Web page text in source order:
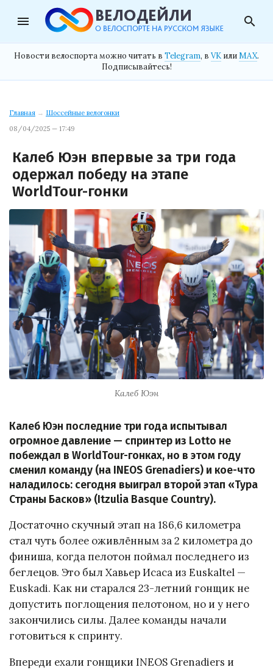
menu search
Новости велоспорта можно читать в Telegram, в VK илиMAX.
Подписывайтесь!
Главная → Шоссейные велогонки
08/04/2025 — 17:49
Калеб Юэн впервые за три года
одержал победу на этапе
WorldTour-гонки
Калеб Юэн
Калеб Юэн последние три года испытывал
огромное давление — спринтер из Lotto не
побеждал в WorldTour-гонках, но в этом году
сменил команду (на INEOS Grenadiers) и кое-что
наладилось: сегодня выиграл второй этап «Тура
Страны Басков» (Itzulia Basque Country).
Достаточно скучный этап на 186,6 километра
стал чуть более оживлённым за 2 километра до
финиша, когда пелотон поймал последнего из
беглецов. Это был Хавьер Исаса из Euskaltel —
Euskadi. Как ни старался 23-летний гонщик не
допустить поглощения пелотоном, но и у него
закончились силы. Далее команды начали
готовиться к спринту.
Впереди ехали гонщики INEOS Grenadiers и